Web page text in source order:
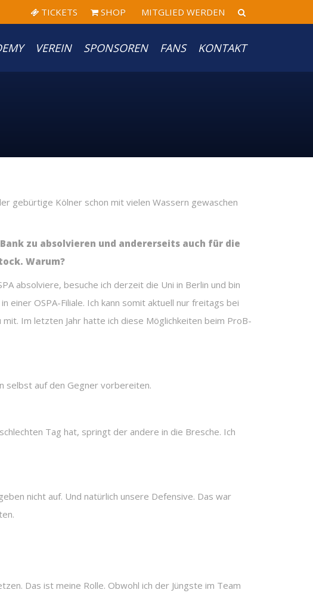
TICKETS SHOP MITGLIED WERDEN
VEREIN SPONSOREN FANS KONTAKT
gebürtige Kölner schon mit vielen Wassern gewaschen
zu absolvieren und andererseits auch für die
Warum?
absolviere, besuche ich derzeit die Uni in Berlin und bin
einer OSPA-Filiale. Ich kann somit aktuell nur freitags bei
Im letzten Jahr hatte ich diese Möglichkeiten beim ProB-
selbst auf den Gegner vorbereiten.
Tag hat, springt der andere in die Bresche. Ich
nicht auf. Und natürlich unsere Defensive. Das war
Das ist meine Rolle. Obwohl ich der Jüngste im Team